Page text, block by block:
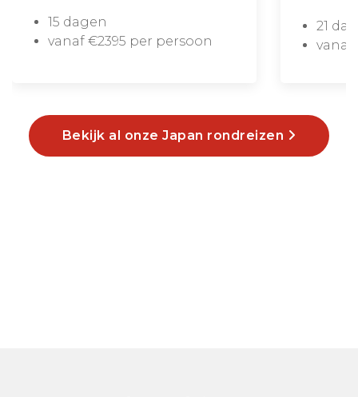
15 dagen
vanaf €2395 per persoon
21
vanaf
Bekijk al onze Japan rondreizen